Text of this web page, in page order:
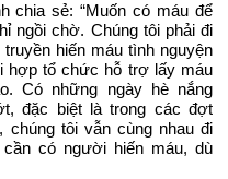
chia sẻ: “Muốn có máu để
ngồi chờ. Chúng tôi phải đi
hiến máu tình nguyện
hợp tổ chức hỗ trợ lấy máu
Có những ngày hè nắng
đặc biệt là trong các đợt
tôi vẫn cùng nhau đi
có người hiến máu, dù